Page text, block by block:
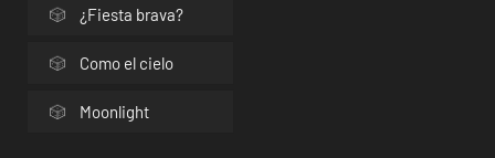
¿Fiesta brava?
Como el cielo
Moonlight